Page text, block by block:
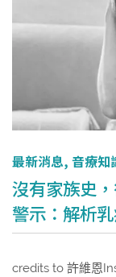
最新消息, 音療知
沒有家族史
警示：解析
credits to 許維恩